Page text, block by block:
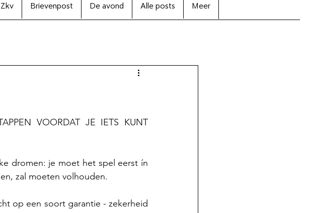
Zkv Brievenpost De avond Alle posts Meer
VOORDAT JE IETS KUNT
dromen: je moet het spel eerst ín
zal moeten volhouden.
op een soort garantie - zekerheid